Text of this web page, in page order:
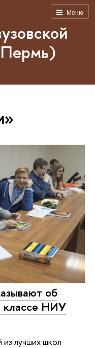
Меню
об
классе НИУ
лучших школ